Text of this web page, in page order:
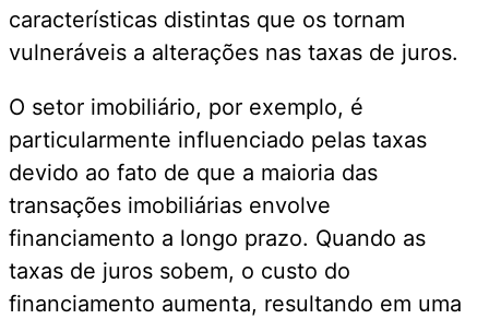
características distintas que os tornam
vulneráveis a alterações nas taxas de juros.
O setor imobiliário, por exemplo, é
particularmente influenciado pelas taxas
devido ao fato de que a maioria das
transações imobiliárias envolve
financiamento a longo prazo. Quando as
taxas de juros sobem, o custo do
financiamento aumenta, resultando em uma